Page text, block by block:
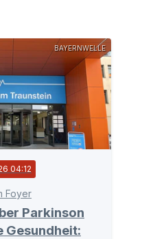
BAYERNWELLE
04:12
Foyer
Parkinson
Gesundheit: